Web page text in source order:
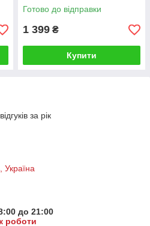
Готово до відправки
1 399 ₴
Купити
за рік
Україна
до 21:00
роботи